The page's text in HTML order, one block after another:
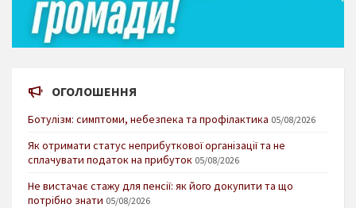
ОГОЛОШЕННЯ
Ботулізм: симптоми, небезпека та профілактика 05/08/2026
Як отримати статус неприбуткової організації та не
сплачувати податок на прибуток 05/08/2026
Не вистачає стажу для пенсії: як його докупити та що
потрібно знати 05/08/2026